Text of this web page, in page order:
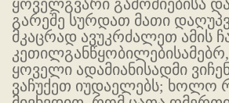
ყოველგვარი გამოძიებისა
გარეშე სურდათ მათი
მკაცრად ავუკრძალეთ ამის
ყოველი ადამიანისადმი
ვაჩუქეთ იუდაელებს; ხოლო